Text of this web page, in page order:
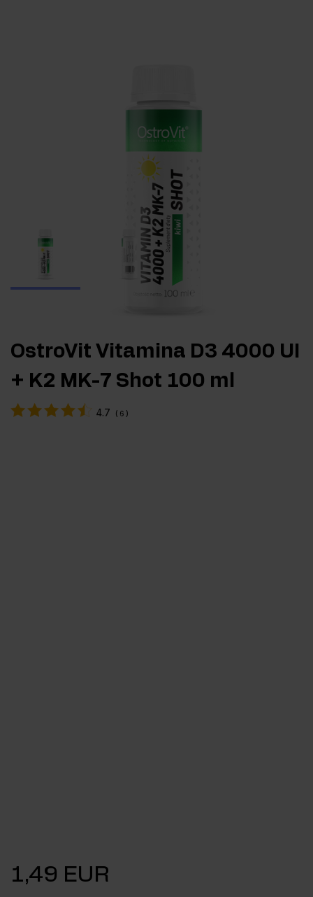
OstroVit Vitamina D3 4000 UI
+ K2 MK-7 Shot 100 ml
4.7 ( 6 )
1,49 EUR